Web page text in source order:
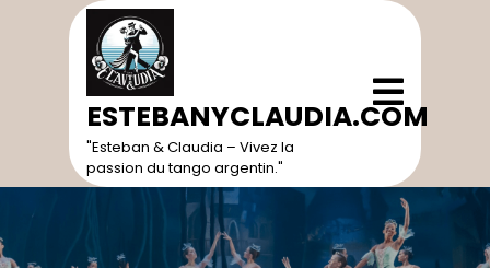
ESTEBANYCLAUDIA.COM
"Esteban & Claudia – Vivez la
passion du tango argentin."
Open
Menu